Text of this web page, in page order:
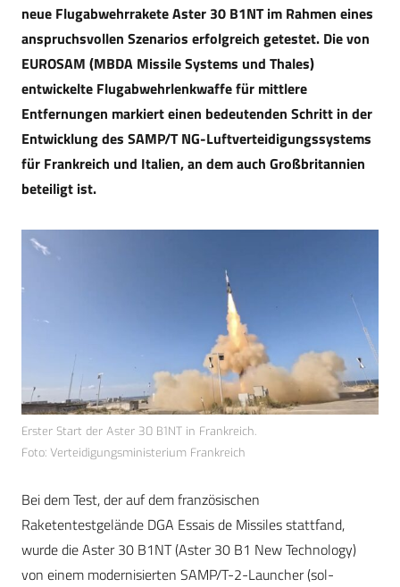
neue Flugabwehrrakete Aster 30 B1NT im Rahmen eines
anspruchsvollen Szenarios erfolgreich getestet. Die von
EUROSAM (MBDA Missile Systems und Thales)
entwickelte Flugabwehrlenkwaffe für mittlere
Entfernungen markiert einen bedeutenden Schritt in der
Entwicklung des SAMP/T NG-Luftverteidigungssystems
für Frankreich und Italien, an dem auch Großbritannien
beteiligt ist.
Erster Start der Aster 30 B1NT in Frankreich.
Foto: Verteidigungsministerium Frankreich
Bei dem Test, der auf dem französischen
Raketentestgelände DGA Essais de Missiles stattfand,
wurde die Aster 30 B1NT (Aster 30 B1 New Technology)
von einem modernisierten SAMP/T-2-Launcher (sol-